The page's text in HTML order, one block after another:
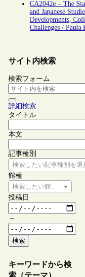
CA2042e – The
and Japanese
Developments,
Challenges / Paula
サイト内検索
検索フォーム
詳細検索
タイトル
本文
記事種別
検索したい記事種別を選
館種
検索したい館種を選択し
投稿日
～
検索
キーワードから検